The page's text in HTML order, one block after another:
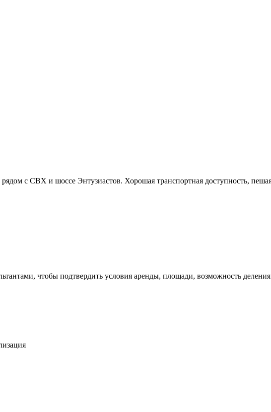
с СВХ и шоссе Энтузиастов. Хорошая транспортная доступность,
чтобы подтвердить условия аренды, площади, возможность